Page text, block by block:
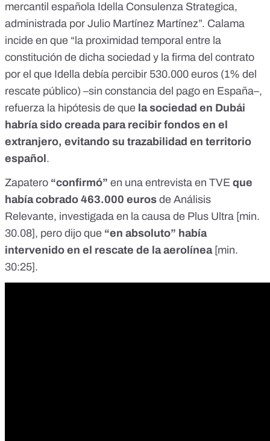
mercantil española Idella Consulenza Strategica,
administrada por Julio Martínez Martínez”. Calama
incide en que “la proximidad temporal entre la
constitución de dicha sociedad y la firma del contrato
por el que Idella debía percibir 530.000 euros (1% del
rescate público) –sin constancia del pago en España–,
refuerza la hipótesis de que la sociedad en Dubái
habría sido creada para recibir fondos en el
extranjero, evitando su trazabilidad en territorio
español .
Zapatero “confirmó” en una entrevista en TVE que
había cobrado 463.000 euros de Análisis
Relevante, investigada en la causa de Plus Ultra [min.
30.08], pero dijo que “en absoluto” había
intervenido en el rescate de la aerolínea[min.
30:25].